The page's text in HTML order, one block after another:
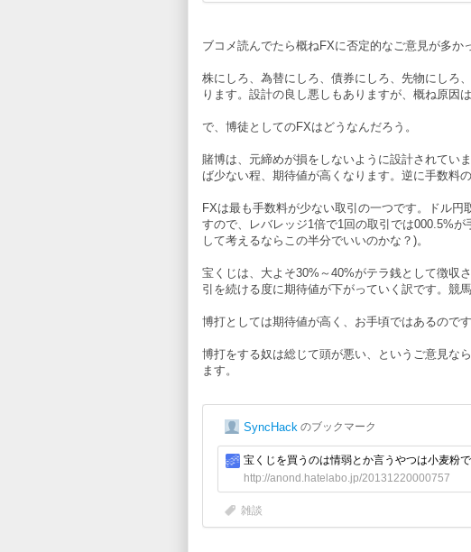
ブコメ読んでたら概ねFXに否定的なご意見が多か
株にしろ、為替にしろ、債券にしろ、先物にしろ
ります。設計の良し悪しもありますが、概ね原因
で、博徒としてのFXはどうなんだろう。
賭博は、元締めが損をしないように設計されてい
ば少ない程、期待値が高くなります。逆に手数料
FXは最も手数料が少ない取引の一つです。ドル円
すので、レバレッジ1倍で1回の取引では000.5%
して考えるならこの半分でいいのかな？)。
宝くじは、大よそ30%～40%がテラ銭として徴収
引を続ける度に期待値が下がっていく訳です。競
博打としては期待値が高く、お手頃ではあるのです
博打をする奴は総じて頭が悪い、というご意見な
ます。